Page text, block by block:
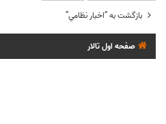
بازگشت به “اخبار نظامي”
صفحه اول تالار